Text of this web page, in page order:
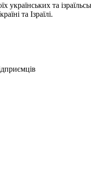
українських та
та Ізраїлі.